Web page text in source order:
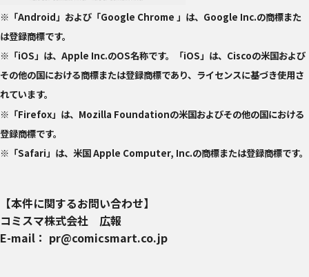
※「Android」および「Google Chrome 」は、Google Inc.の商標また
は登録商標です。
※「iOS」は、Apple Inc.のOS名称です。「iOS」は、Ciscoの米国および
その他の国における商標または登録商標であり、ライセンスに基づき使用さ
れています。
※「Firefox」は、Mozilla Foundationの米国およびその他の国における
登録商標です。
※「Safari」は、米国 Apple Computer, Inc.の商標または登録商標です。
【本件に関するお問い合わせ】
コミスマ株式会社 広報
E-mail： pr@comicsmart.co.jp